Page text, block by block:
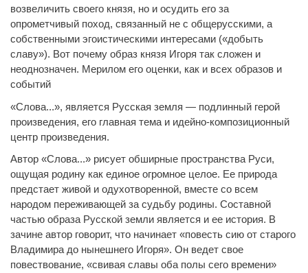
возвеличить своего князя, но и осудить его за
опрометчивый поход, связанный не с общерусскими, а
собственными эгоистическими интересами («добыть
славу»). Вот почему образ князя Игоря так сложен и
неоднозначен. Мерилом его оценки, как и всех образов и
событий
«Слова...», является Русская земля — подлинный герой
произведения, его главная тема и идейно-композиционный
центр произведения.
Автор «Слова...» рисует обширные пространства Руси,
ощущая родину как единое огромное целое. Ее природа
предстает живой и одухотворенной, вместе со всем
народом переживающей за судьбу родины. Составной
частью образа Русской земли является и ее история. В
зачине автор говорит, что начинает «повесть сию от старого
Владимира до нынешнего Игоря». Он ведет свое
повествование, «свивая славы оба полы сего времени»